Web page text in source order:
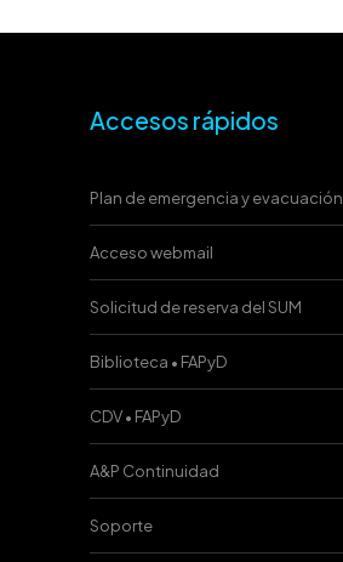
Accesos rápidos
Plan de emergencia y evacuación
Acceso webmail
Solicitud de reserva del SUM
Biblioteca • FAPyD
CDV • FAPyD
A&P Continuidad
Soporte